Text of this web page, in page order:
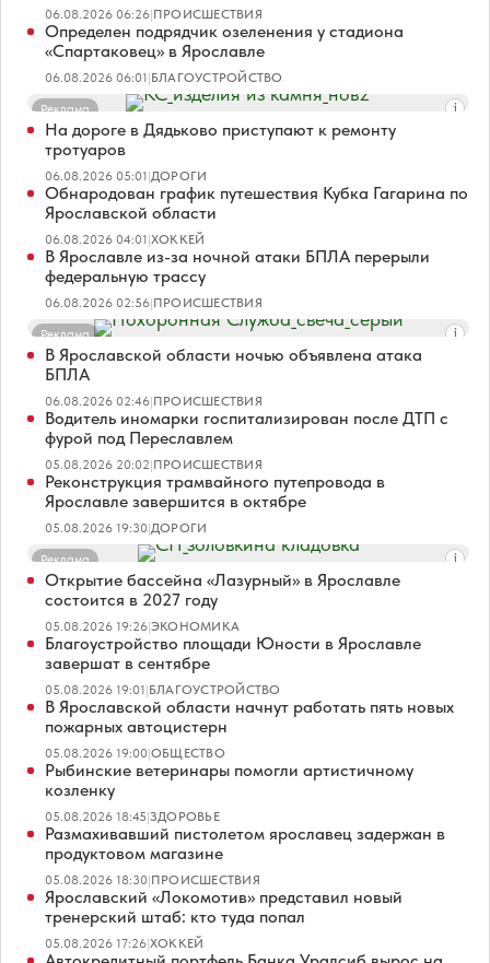
06.08.2026 06:26|ПРОИСШЕСТВИЯ
Определен подрядчик озеленения у стадиона
«Спартаковец» в Ярославле
06.08.2026 06:01|БЛАГОУСТРОЙСТВО
Реклама
На дороге в Дядьково приступают к ремонту
тротуаров
06.08.2026 05:01|ДОРОГИ
Обнародован график путешествия Кубка Гагарина по
Ярославской области
06.08.2026 04:01|ХОККЕЙ
В Ярославле из-за ночной атаки БПЛА перерыли
федеральную трассу
06.08.2026 02:56|ПРОИСШЕСТВИЯ
Реклама
В Ярославской области ночью объявлена атака
БПЛА
06.08.2026 02:46|ПРОИСШЕСТВИЯ
Водитель иномарки госпитализирован после ДТП с
фурой под Переславлем
05.08.2026 20:02|ПРОИСШЕСТВИЯ
Реконструкция трамвайного путепровода в
Ярославле завершится в октябре
05.08.2026 19:30|ДОРОГИ
Реклама
Открытие бассейна «Лазурный» в Ярославле
состоится в 2027 году
05.08.2026 19:26|ЭКОНОМИКА
Благоустройство площади Юности в Ярославле
завершат в сентябре
05.08.2026 19:01|БЛАГОУСТРОЙСТВО
В Ярославской области начнут работать пять новых
пожарных автоцистерн
05.08.2026 19:00|ОБЩЕСТВО
Рыбинские ветеринары помогли артистичному
козленку
05.08.2026 18:45|ЗДОРОВЬЕ
Размахивавший пистолетом ярославец задержан в
продуктовом магазине
05.08.2026 18:30|ПРОИСШЕСТВИЯ
Ярославский «Локомотив» представил новый
тренерский штаб: кто туда попал
05.08.2026 17:26|ХОККЕЙ